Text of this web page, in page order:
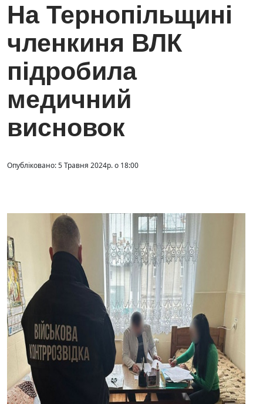
На Тернопільщині
членкиня ВЛК
підробила
медичний
висновок
Опубліковано: 5 Травня 2024р. о 18:00